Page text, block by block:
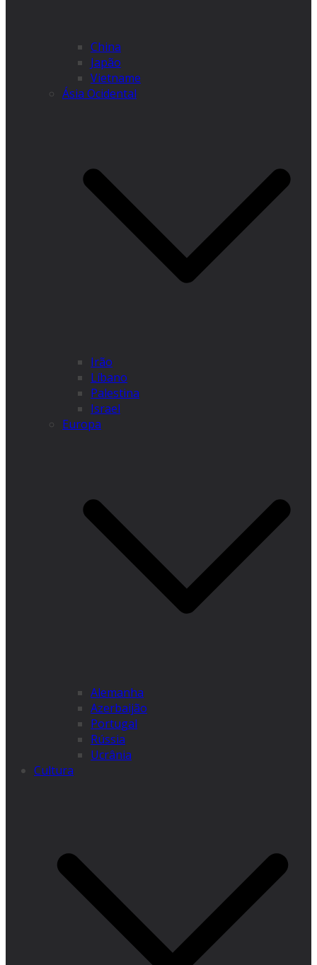
China
Japão
Vietname
Ásia Ocidental
Irão
Líbano
Palestina
Israel
Europa
Alemanha
Azerbaijão
Portugal
Rússia
Ucrânia
Cultura